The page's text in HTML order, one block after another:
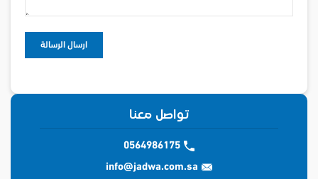
تواصل معنا
0564986175
info@jadwa.com.sa